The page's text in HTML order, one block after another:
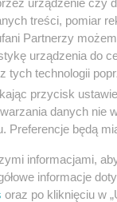
by
nim objął
W
częścią
mają
o ich odejściu
treści, pomiar
Partnerzy
urządzenia do
tych technologii
przycisk
danych nie
Preferencje będą
informacjami,
informacje
oraz po kliknięciu w